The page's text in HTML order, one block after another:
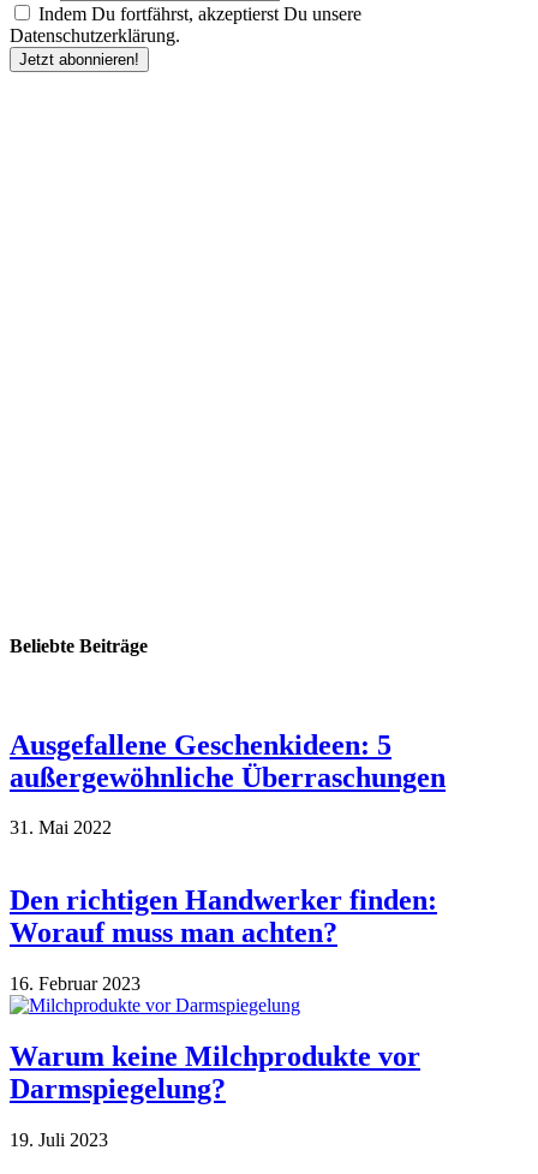
Indem Du fortfährst, akzeptierst Du unsere
Datenschutzerklärung.
Beliebte Beiträge
Ausgefallene Geschenkideen: 5
außergewöhnliche Überraschungen
31. Mai 2022
Den richtigen Handwerker finden:
Worauf muss man achten?
16. Februar 2023
Warum keine Milchprodukte vor
Darmspiegelung?
19. Juli 2023